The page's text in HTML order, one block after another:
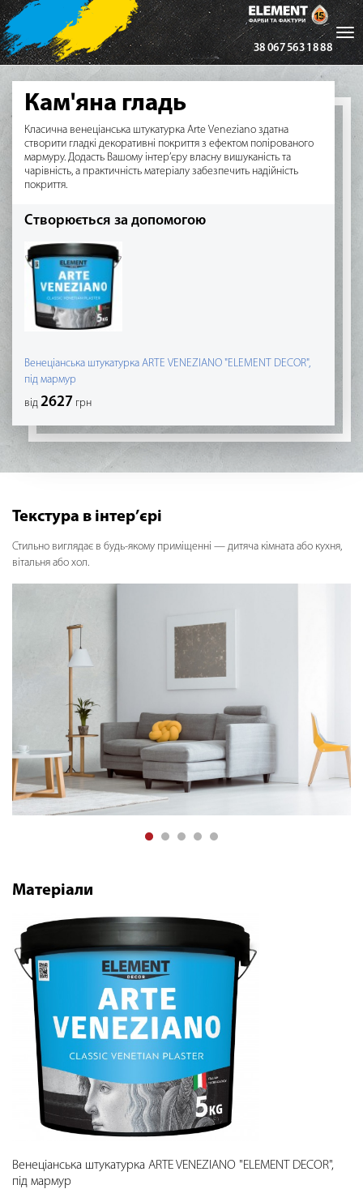
38 067 563 18 88
Кам'яна гладь
Класична венеціанська штукатурка Arte Veneziano здатна
створити гладкі декоративні покриття з ефектом полірованого
мармуру. Додасть Вашому інтер’єру власну вишуканість та
чарівність, а практичність матеріалу забезпечить надійність
покриття.
Створюється за допомогою
Венеціанська штукатурка ARTE VENEZIANO "ELEMENT DECOR",
під мармур
від 2627 грн
Текстура в інтер’єрі
Стильно виглядає в будь-якому приміщенні — дитяча кімната або кухня,
вітальня або хол.
Матеріали
Венеціанська штукатурка ARTE VENEZIANO "ELEMENT DECOR",
під мармур